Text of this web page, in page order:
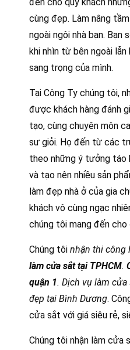
cùng đẹp. Làm nâng
ngoài ngôi nhà bạn. Bạn
khi nhìn từ bên ngoài
sang trọng của mình.
Tại Công Ty chúng tôi,
được khách hàng đánh
tạo, cùng chuyên môn
sư giỏi. Họ đến từ các
theo những ý tưởng
và tạo nên nhiều sản
làm đẹp nhà ở của gia
khách vô cùng ngạc
chúng tôi mang đến cho
Chúng tôi nhận thi công
làm cửa sắt tại TPHCM.
quận 1. Dịch vụ làm
đẹp tại Bình Dương.
cửa sắt với giá siêu rẻ,
Chúng tôi nhận làm